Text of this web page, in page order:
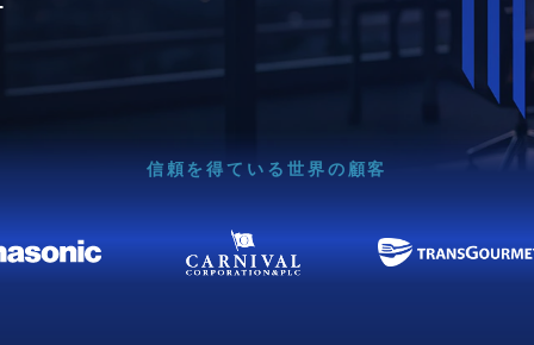
信頼を得ている世界の顧客